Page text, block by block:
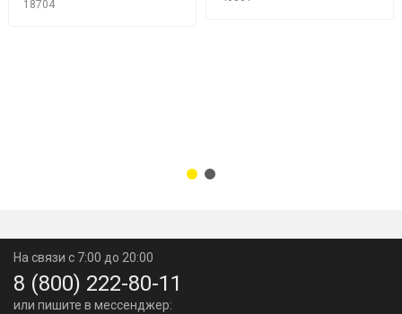
18704
На связи с 7:00 до 20:00
8 (800) 222-80-11
или пишите в мессенджер: